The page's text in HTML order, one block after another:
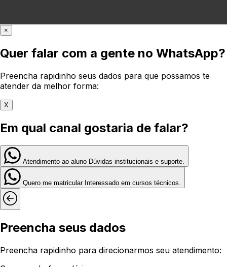
×
Quer falar com a gente no WhatsApp?
Preencha rapidinho seus dados para que possamos te
atender da melhor forma:
X
Em qual canal gostaria de falar?
Atendimento ao aluno Dúvidas institucionais e suporte.
Quero me matricular Interessado em cursos técnicos.
Preencha seus dados
Preencha rapidinho para direcionarmos seu atendimento: